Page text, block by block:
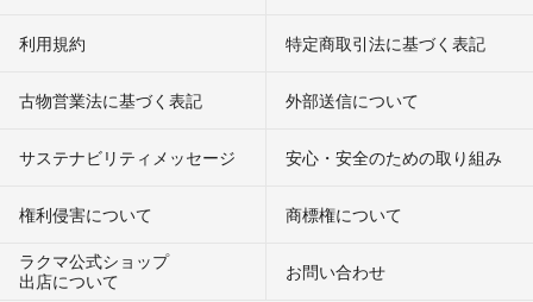
利用規約 特定商取引法に基づく表記
古物営業法に基づく表記 外部送信について
サステナビリティメッセージ 安心・安全のための取り組み
権利侵害について
商標権について
ラクマ公式ショップ
出店について
お問い合わせ